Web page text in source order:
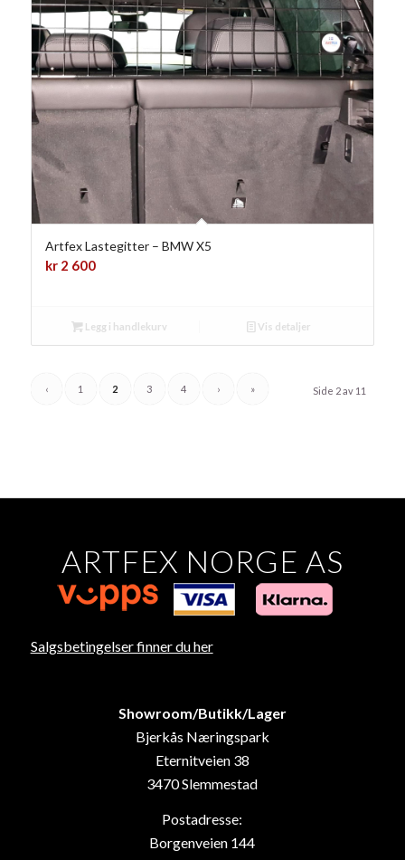
Artfex Lastegitter – BMW X5
kr2 600
Legg i handlekurv Vis detaljer
Side 2 av 11
‹ 1 2 3 4 › »
ARTFEX NORGE AS
Salgsbetingelser finner du her
Showroom/Butikk/Lager
Bjerkås Næringspark
Eternitveien 38
3470 Slemmestad
Postadresse:
Borgenveien 144